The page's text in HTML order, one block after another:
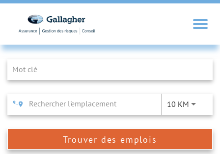
Job Search Page
10 KM
Trouver des emplois